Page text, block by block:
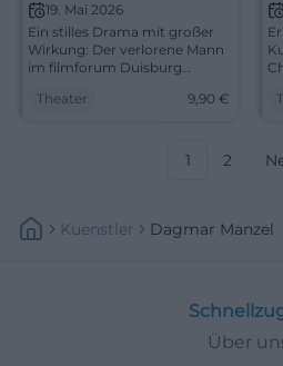
19. Mai 2026
Ein stilles Drama mit großer
Wirkung: Der verlorene Mann
im filmforum Duisburg
starken Darstellern.
Theater 9,90 €
1 2
Kuenstler Dagmar Manzel
Über